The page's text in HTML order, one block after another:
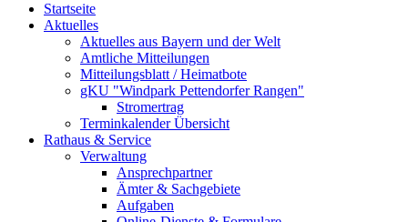
Startseite
Aktuelles
Aktuelles aus Bayern und der Welt
Amtliche Mitteilungen
Mitteilungsblatt / Heimatbote
gKU "Windpark Pettendorfer Rangen"
Stromertrag
Terminkalender Übersicht
Rathaus & Service
Verwaltung
Ansprechpartner
Ämter & Sachgebiete
Aufgaben